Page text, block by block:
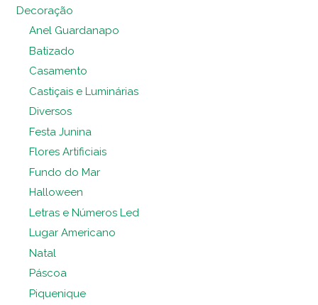
Decoração
Anel Guardanapo
Batizado
Casamento
Castiçais e Luminárias
Diversos
Festa Junina
Flores Artificiais
Fundo do Mar
Halloween
Letras e Números Led
Lugar Americano
Natal
Páscoa
Piquenique